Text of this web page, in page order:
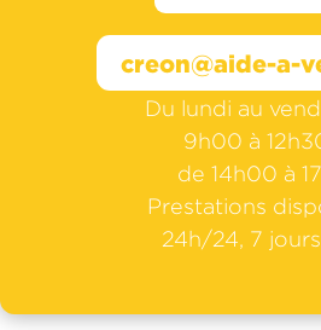
Du lundi au
9h00 à
de 14h00 à
Prestations
24h/24, 7
creon@aide-a-